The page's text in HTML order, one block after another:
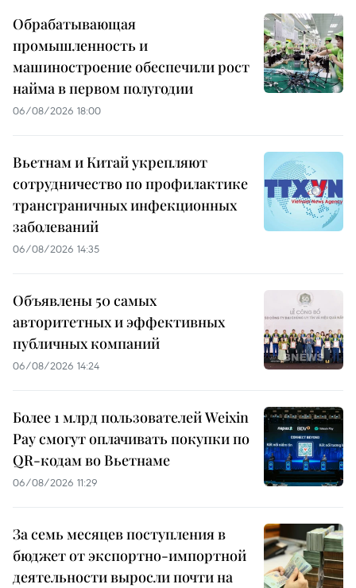
Обрабатывающая
промышленность и
машиностроение обеспечили рост
найма в первом полугодии
06/08/2026 18:00
Вьетнам и Китай укрепляют
сотрудничество по профилактике
трансграничных инфекционных
заболеваний
06/08/2026 14:35
Объявлены 50 самых
авторитетных и эффективных
публичных компаний
06/08/2026 14:24
Более 1 млрд пользователей Weixin
Pay смогут оплачивать покупки по
QR-кодам во Вьетнаме
06/08/2026 11:29
За семь месяцев поступления в
бюджет от экспортно-импортной
деятельности выросли почти на